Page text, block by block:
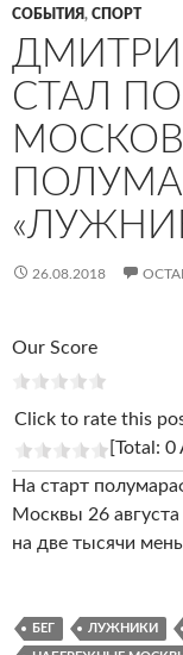
СОБЫТИЯ, СПОРТ
СТАЛ
26.08.2018
Our Score
Click to rate this
[Total: 0
На старт
Москвы 26
на две тысячи
БЕГ ЛУЖНИКИ